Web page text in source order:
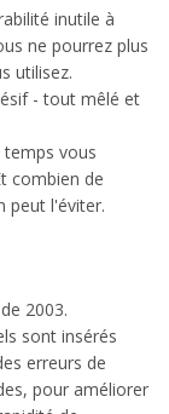
inutile à
ne pourrez plus
utilisez.
- tout mêlé et
vous
combien de
peut l'éviter.
2003.
sont insérés
erreurs de
pour améliorer